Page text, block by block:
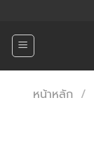
ยัง
เนื้อหา
หน้าหลัก /